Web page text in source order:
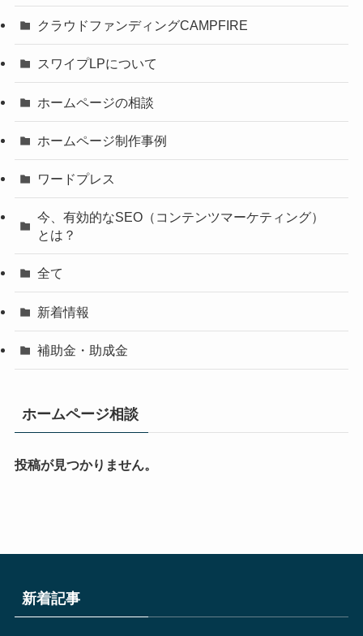
クラウドファンディングCAMPFIRE
スワイプLPについて
ホームページの相談
ホームページ制作事例
ワードプレス
今、有効的なSEO（コンテンツマーケティング）
とは？
全て
新着情報
補助金・助成金
ホームページ相談
投稿が見つかりません。
新着記事